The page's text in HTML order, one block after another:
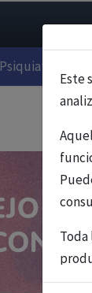
Psiquiatría
Este